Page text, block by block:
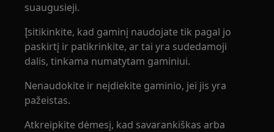
suaugusieji.
Įsitikinkite, kad gaminį naudojate tik pagal jo
paskirtį ir patikrinkite, ar tai yra sudedamoji
dalis, tinkama numatytam gaminiui.
Nenaudokite ir neįdiekite gaminio, jei jis yra
pažeistas.
Atkreipkite dėmesį, kad savarankiškas arba